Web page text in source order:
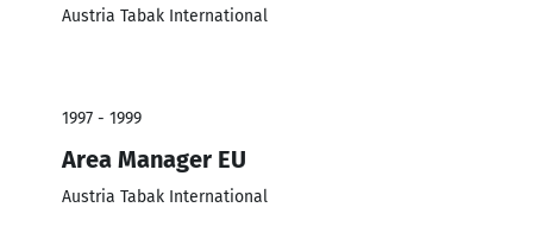
Austria Tabak International
1997 - 1999
Area Manager EU
Austria Tabak International